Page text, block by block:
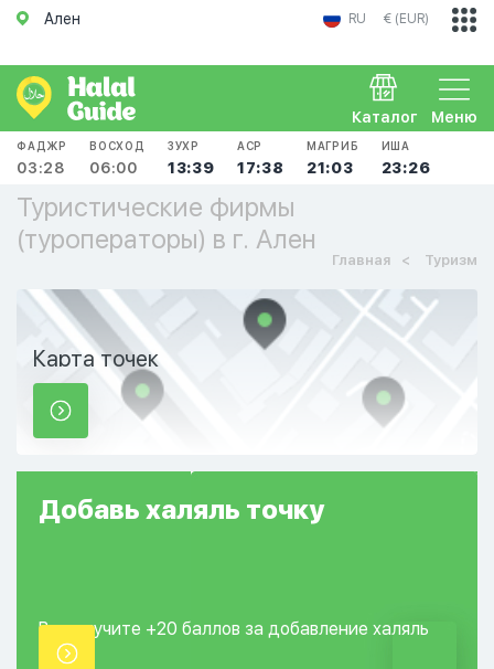
Ален RU € (EUR)
Меню
Каталог
ФАДЖР
03:28
ВОСХОД
06:00
ЗУХР
13:39
АСР
17:38
МАГРИБ
21:03
ИША
23:26
Туристические фирмы
(туроператоры) в г. Ален
Главная Туризм
Карта точек
Добавь халяль точку
Вы получите +20 баллов за добавление халяль
точки.